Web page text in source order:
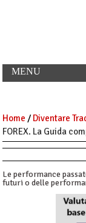
MENU
Home / Diventare
FOREX. La Guida
Le performance
futuri o delle